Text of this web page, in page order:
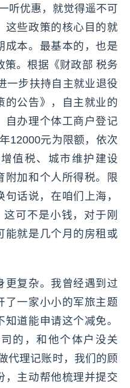
听优惠，就觉得遥不可
这些政策的核心目的就
成本。最基本的，也是
策。根据《财政部 税务
一步扶持自主就业退役
的公告》，自主就业的
自办理个体工商户登记
12000元为限额，依次
值税、城市维护建设
附加和个人所得税。限
话说，在咱们上海，
可不是小钱，对于刚
能就是几个月的房租或
更复杂。我曾经遇到过
了一家小小的军旅主题
道能申请这个减免。
的，和他个体户没关
代理记账时，我们的顾
，主动帮他梳理并提交